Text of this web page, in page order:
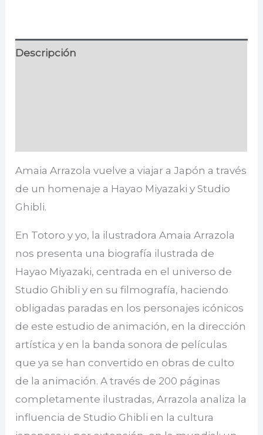
Descripción
Amaia Arrazola vuelve a viajar a Japón a través
de un homenaje a Hayao Miyazaki y Studio
Ghibli.
En Totoro y yo, la ilustradora Amaia Arrazola
nos presenta una biografía ilustrada de
Hayao Miyazaki, centrada en el universo de
Studio Ghibli y en su filmografía, haciendo
obligadas paradas en los personajes icónicos
de este estudio de animación, en la dirección
artística y en la banda sonora de películas
que ya se han convertido en obras de culto
de la animación. A través de 200 páginas
completamente ilustradas, Arrazola analiza la
influencia de Studio Ghibli en la cultura